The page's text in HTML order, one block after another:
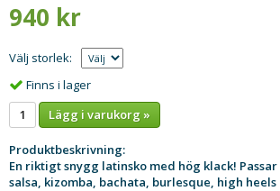
940 kr
Välj storlek:
Finns i lager
Lägg i varukorg »
Produktbeskrivning:
En riktigt snygg latinsko med hög klack!
salsa, kizomba, bachata, burlesque, high heels